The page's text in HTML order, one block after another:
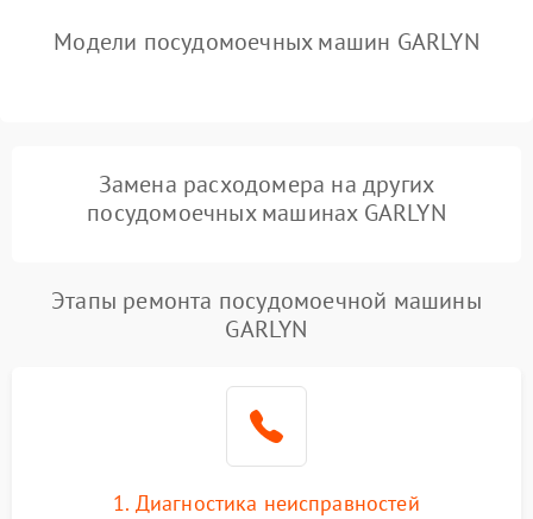
Модели посудомоечных машин GARLYN
Замена расходомера на других
посудомоечных машинах GARLYN
Этапы ремонта посудомоечной машины
GARLYN
1. Диагностика неисправностей